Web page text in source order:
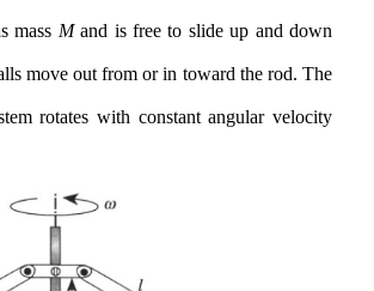
mass Mand is free to slide up and down
move out from or in toward the rod. The
rotates with constant angular velocity